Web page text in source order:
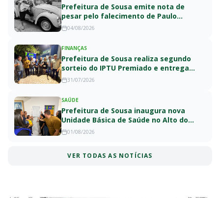
Prefeitura de Sousa emite nota de
pesar pelo falecimento de Paulo
Galdino, responsável pela estrutura
04/08/2026
FINANÇAS
Prefeitura de Sousa realiza segundo
sorteio do IPTU Premiado e entrega
prêmio de R$ 10 mil
31/07/2026
SAÚDE
Prefeitura de Sousa inaugura nova
Unidade Básica de Saúde no Alto do
Cruzeiro
01/08/2026
VER TODAS AS NOTÍCIAS